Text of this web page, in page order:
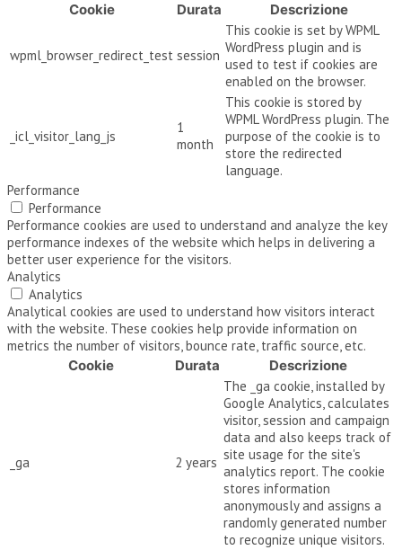
Cookie
Durata Descrizione
wpml_browser_redirect_test session
This cookie is set by WPML
WordPress plugin and is
used to test if cookies are
enabled on the browser.
_icl_visitor_lang_js
1
month
This cookie is stored by
WPML WordPress plugin. The
purpose of the cookie is to
store the redirected
language.
Performance
Performance
Performance cookies are used to understand and analyze the key
performance indexes of the website which helps in delivering a
better user experience for the visitors.
Analytics
Analytics
Analytical cookies are used to understand how visitors interact
with the website. These cookies help provide information on
metrics the number of visitors, bounce rate, traffic source, etc.
Cookie
Durata Descrizione
_ga 2 years
The _ga cookie, installed by
Google Analytics, calculates
visitor, session and campaign
data and also keeps track of
site usage for the site's
analytics report. The cookie
stores information
anonymously and assigns a
randomly generated number
to recognize unique visitors.